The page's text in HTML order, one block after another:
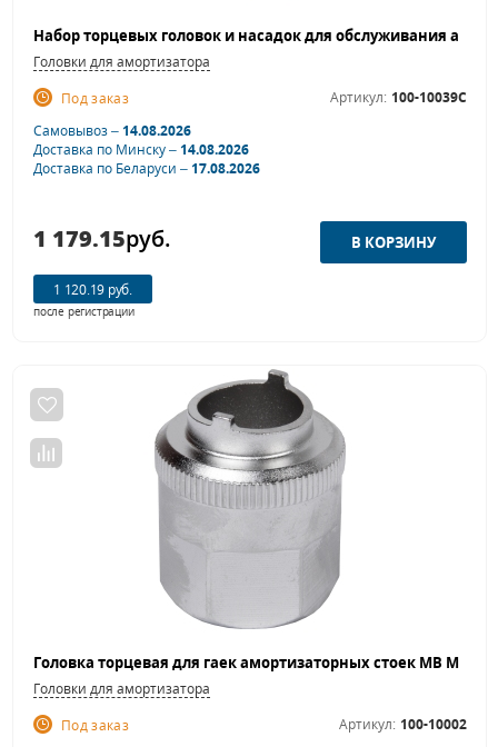
Головки для амортизатора
Под заказ
Артикул: 100-10039C
Самовывоз –14.08.2026
Доставка по Минску –14.08.2026
Доставка по Беларуси –17.08.2026
1 179.15руб.
1 120.19 руб.
после регистрации
Головки для амортизатора
Под заказ
Артикул: 100-10002